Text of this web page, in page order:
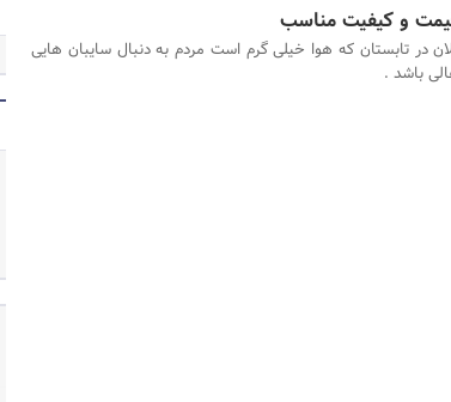
و کیفیت مناسب
در تابستان که هوا خیلی گرم است مردم به دنبال سایبان هایی
باشد .